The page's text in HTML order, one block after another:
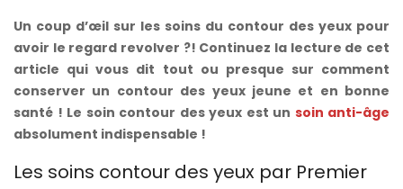
Un coup d’œil sur les soins du contour des yeux pour
avoir le regard revolver ?! Continuez la lecture de cet
article qui vous dit tout ou presque sur comment
conserver un contour des yeux jeune et en bonne
santé ! Le soin contour des yeux est un soin anti-âge
absolument indispensable !
Les soins contour des yeux par Premier